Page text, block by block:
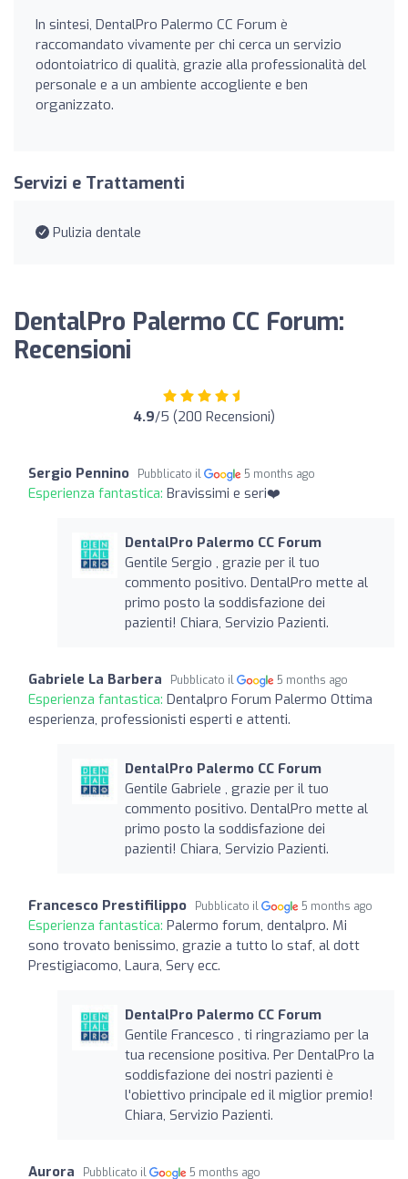
In sintesi, DentalPro Palermo CC Forum è
raccomandato vivamente per chi cerca un servizio
odontoiatrico di qualità, grazie alla professionalità del
personale e a un ambiente accogliente e ben
organizzato.
Servizi e Trattamenti
Pulizia dentale
DentalPro Palermo CC Forum:
Recensioni
4.9/5 (200 Recensioni)
Sergio Pennino Pubblicato il 5 months ago
Esperienza fantastica: Bravissimi e seri❤️
DentalPro Palermo CC Forum
Gentile Sergio , grazie per il tuo
commento positivo. DentalPro mette al
primo posto la soddisfazione dei
pazienti! Chiara, Servizio Pazienti.
Gabriele La Barbera Pubblicato il 5 months ago
Esperienza fantastica: Dentalpro Forum Palermo Ottima
esperienza, professionisti esperti e attenti.
DentalPro Palermo CC Forum
Gentile Gabriele , grazie per il tuo
commento positivo. DentalPro mette al
primo posto la soddisfazione dei
pazienti! Chiara, Servizio Pazienti.
Francesco Prestifilippo Pubblicato il 5 months ago
Esperienza fantastica: Palermo forum, dentalpro. Mi
sono trovato benissimo, grazie a tutto lo staf, al dott
Prestigiacomo, Laura, Sery ecc.
DentalPro Palermo CC Forum
Gentile Francesco , ti ringraziamo per la
tua recensione positiva. Per DentalPro la
soddisfazione dei nostri pazienti è
l'obiettivo principale ed il miglior premio!
Chiara, Servizio Pazienti.
Aurora Pubblicato il 5 months ago